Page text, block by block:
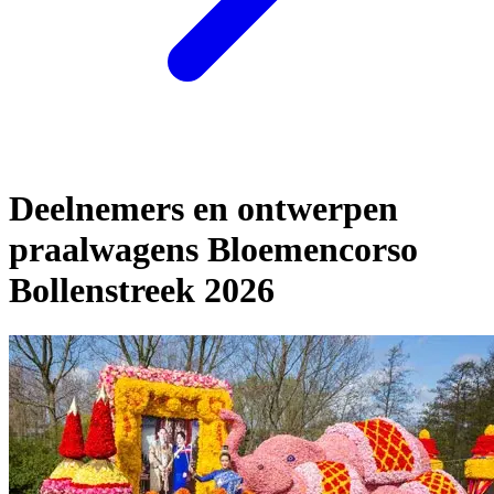
Deelnemers en ontwerpen
praalwagens Bloemencorso
Bollenstreek 2026